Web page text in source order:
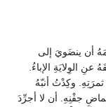
أن ينضَويَ إلى
الوِلايَةِ الإباءُ.
وكِدْتُ أنبّهُ
جفْنِهِ. أن لا أجرِّدَ